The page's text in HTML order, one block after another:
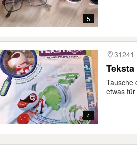
5
4
31241
Tausche
etwas für